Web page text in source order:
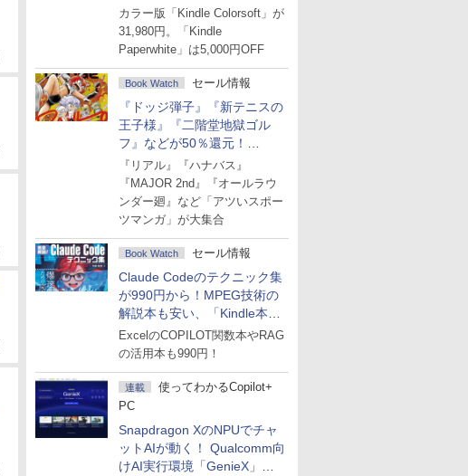
カラー版「Kindle Colorsoft」が
31,980円。「Kindle
Paperwhite」は5,000円OFF
Book Watch セール情報
『ドッジ弾子』『新テニスの
王子様』『二階堂地獄ゴル
フ』などが50％還元！
Amazonマンガ週末セール
『リアル』『ハナバス』
『MAJOR 2nd』『オールラウ
ンダー廻』など「アツいスポー
ツマンガ」が大集合
Book Watch セール情報
Claude Codeのテクニック集
が990円から！MPEG技術の
解説本も安い、「Kindle本サ
マーセール」第2弾開始！
ExcelのCOPILOT関数本やRAG
の活用本も990円！
連載
使ってわかるCopilot+
PC
Snapdragon XのNPUでチャ
ットAIが動く！ Qualcomm向
けAI実行環境「GenieX」を